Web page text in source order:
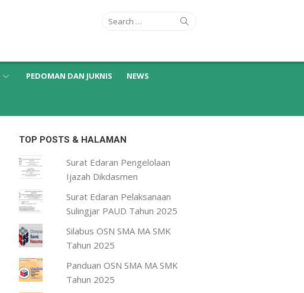
Search
PEDOMAN DAN JUKNIS NEWS
TOP POSTS & HALAMAN
Surat Edaran Pengelolaan
Ijazah Dikdasmen
Surat Edaran Pelaksanaan
Sulingjar PAUD Tahun 2025
Silabus OSN SMA MA SMK
Tahun 2025
Panduan OSN SMA MA SMK
Tahun 2025